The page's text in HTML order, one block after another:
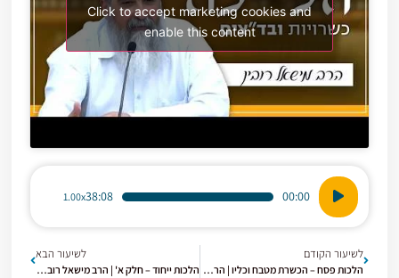
Click to accept marketing cookies and
enable this content
נגן
אודיו
00:00
38:08
1.00x
לשיעור הקודם
הלכות פסח – הכשרת מטבח וכליו | הרב מישאל רובין | הלכה – פסח | תשפ"ו [13]
לשיעור הבא
הלכות ייחוד – חלק א' | הרב מישאל רובין | הלכה | תשפ"ו